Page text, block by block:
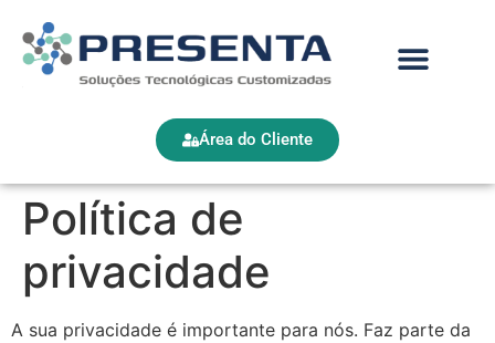
Área do Cliente
Política de
privacidade
A sua privacidade é importante para nós. Faz parte da